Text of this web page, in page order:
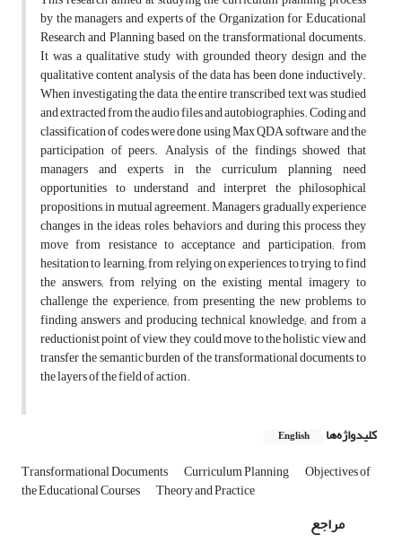
by the managers and experts of the Organization for Educational
Research and Planning based on the transformational documents.
It was a qualitative study with grounded theory design and the
qualitative content analysis of the data has been done inductively.
When investigating the data, the entire transcribed text was studied
and extracted from the audio files and autobiographies. Coding and
classification of codes were done using Max QDA software and the
participation of peers. Analysis of the findings showed that
managers and experts in the curriculum planning need
opportunities to understand and interpret the philosophical
propositions, in mutual agreement. Managers gradually experience
changes in the ideas, roles, behaviors and during this process they
move from resistance to acceptance and participation; from
hesitation to learning; from relying on experiences to trying to find
the answers; from relying on the existing mental imagery to
challenge the experience; from presenting the new problems to
finding answers and producing technical knowledge; and from a
reductionist point of view, they could move to the holistic view and
transfer the semantic burden of the transformational documents to
the layers of the field of action.
کلیدواژه‌ها English
Transformational Documents Curriculum Planning Objectives of
the Educational Courses Theory and Practice
مراجع